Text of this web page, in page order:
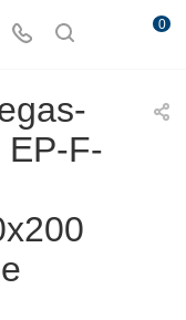
0
EP-F-